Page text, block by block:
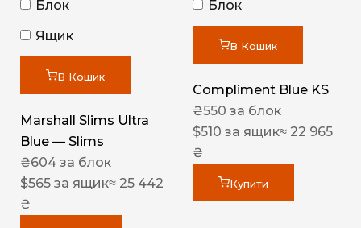
Блок
Ящик
В Кошик
Marshall Slims Ultra
Blue — Slims
₴604 за блок
$565 за ящик≈ 25 442
₴
Блок
В Кошик
Compliment Blue KS
₴550 за блок
$510 за ящик≈ 22 965
₴
Купити